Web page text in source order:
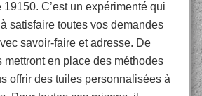
C’est un expérimenté qui
satisfaire toutes vos demandes
savoir-faire et adresse. De
mettront en place des méthodes
offrir des tuiles personnalisées à